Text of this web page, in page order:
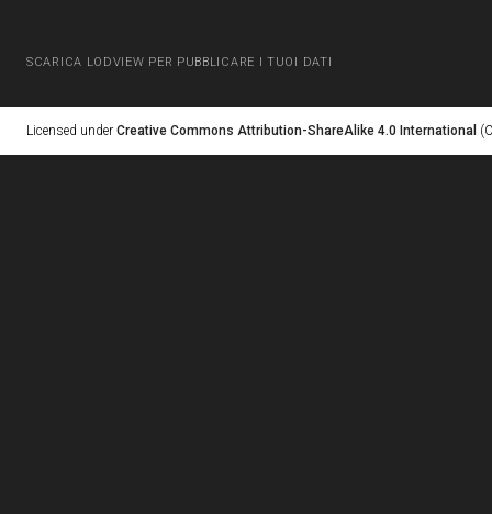
SCARICA LODVIEW PER PUBBLICARE I TUOI DATI
Licensed under Creative Commons Attribution-ShareAlike 4.0 International